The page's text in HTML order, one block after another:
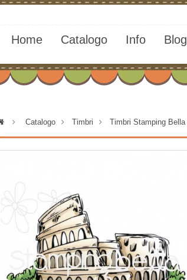
Home Catalogo Info Blog
> Catalogo > Timbri > Timbri Stamping Bella